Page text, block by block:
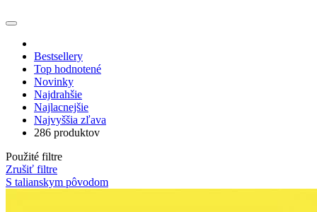
Bestsellery
Top hodnotené
Novinky
Najdrahšie
Najlacnejšie
Najvyššia zľava
286 produktov
Použité filtre
Zrušiť filtre
S talianskym pôvodom